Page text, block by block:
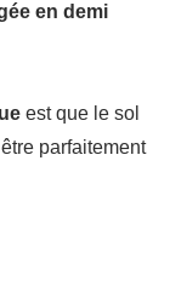
en demi
est que le sol
parfaitement